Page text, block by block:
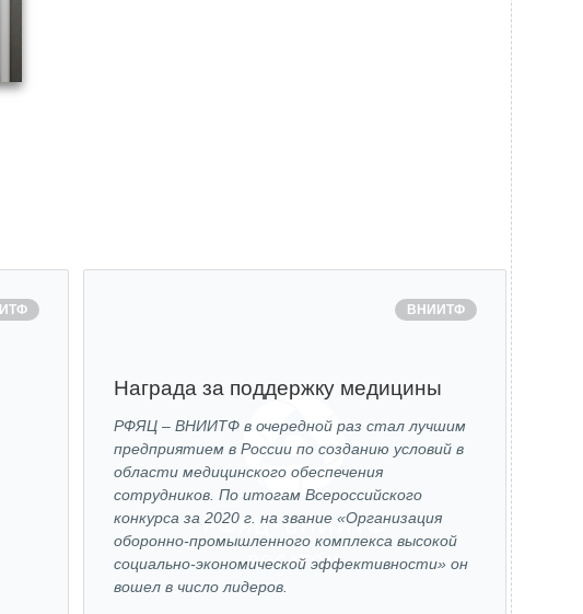
ВНИИТФ
Награда за поддержку медицины
РФЯЦ – ВНИИТФ в очередной раз стал лучшим
предприятием в России по созданию условий в
области медицинского обеспечения
сотрудников. По итогам Всероссийского
конкурса за 2020 г. на звание «Организация
оборонно-промышленного комплекса высокой
социально-экономической эффективности» он
вошел в число лидеров.